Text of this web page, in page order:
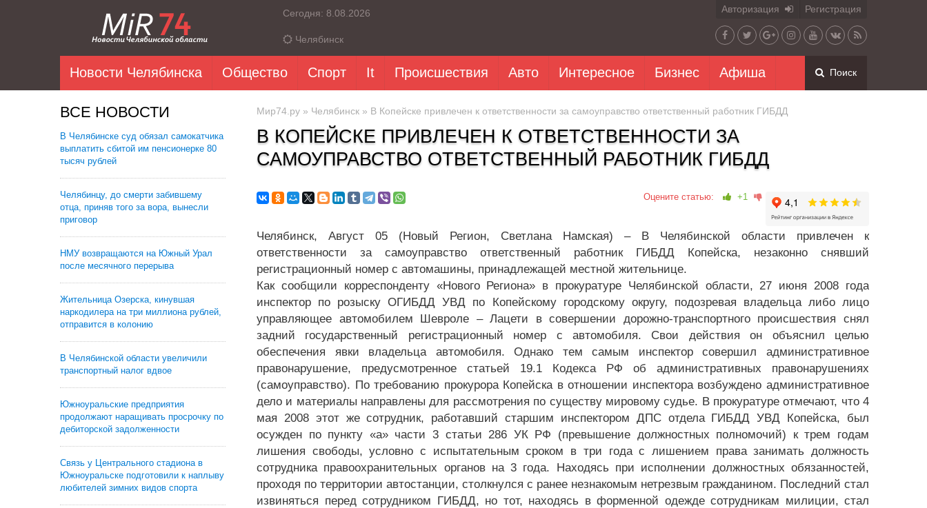
Сегодня: 8.08.2026
Челябинск
Авторизация Регистрация
Новости Челябинска Общество Спорт It Происшествия Авто Интересное Бизнес Афиша Поиск
ВСЕ НОВОСТИ
В Челябинске суд обязал самокатчика
выплатить сбитой им пенсионерке 80
тысяч рублей
Челябинцу, до смерти забившему
отца, приняв того за вора, вынесли
приговор
НМУ возвращаются на Южный Урал
после месячного перерыва
Жительница Озерска, кинувшая
наркодилера на три миллиона рублей,
отправится в колонию
В Челябинской области увеличили
транспортный налог вдвое
Южноуральские предприятия
продолжают наращивать просрочку по
дебиторской задолженности
Связь у Центрального стадиона в
Южноуральске подготовили к наплыву
любителей зимних видов спорта
Мир74.ру » Челябинск » В Копейске привлечен к ответственности за самоуправство ответственный работник ГИБДД
В КОПЕЙСКЕ ПРИВЛЕЧЕН К ОТВЕТСТВЕННОСТИ ЗА
САМОУПРАВСТВО ОТВЕТСТВЕННЫЙ РАБОТНИК ГИБДД
Оцените статью: +1
Челябинск, Август 05 (Новый Регион, Светлана Намская) – В Челябинской области привлечен к
ответственности за самоуправство ответственный работник ГИБДД Копейска, незаконно снявший
регистрационный номер с автомашины, принадлежащей местной жительнице.
Как сообщили корреспонденту «Нового Региона» в прокуратуре Челябинской области, 27 июня 2008 года
инспектор по розыску ОГИБДД УВД по Копейскому городскому округу, подозревая владельца либо лицо
управляющее автомобилем Шевроле – Лацети в совершении дорожно-транспортного происшествия снял
задний государственный регистрационный номер с автомобиля. Свои действия он объяснил целью
обеспечения явки владельца автомобиля. Однако тем самым инспектор совершил административное
правонарушение, предусмотренное статьей 19.1 Кодекса РФ об административных правонарушениях
(самоуправство). По требованию прокурора Копейска в отношении инспектора возбуждено административное
дело и материалы направлены для рассмотрения по существу мировому судье. В прокуратуре отмечают, что 4
мая 2008 этот же сотрудник, работавший старшим инспектором ДПС отдела ГИБДД УВД Копейска, был
осужден по пункту «а» части 3 статьи 286 УК РФ (превышение должностных полномочий) к трем годам
лишения свободы, условно с испытательным сроком в три года с лишением права занимать должность
сотрудника правоохранительных органов на 3 года. Находясь при исполнении должностных обязанностей,
проходя по территории автостанции, столкнулся с ранее незнакомым нетрезвым гражданином. Последний стал
извиняться перед сотрудником ГИБДД, но тот, находясь в форменной одежде сотрудникам милиции, стал